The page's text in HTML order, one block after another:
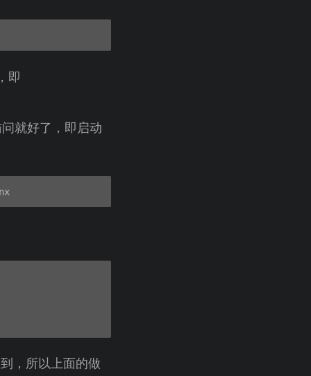
即
就好了，即启动
，所以上面的做